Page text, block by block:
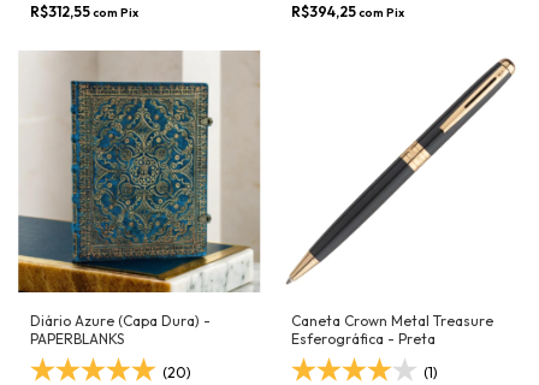
R$312,55com Pix R$394,25com Pix
Diário Azure (Capa Dura) -
PAPERBLANKS
(20)
Caneta Crown Metal Treasure
Esferográfica - Preta
(1)